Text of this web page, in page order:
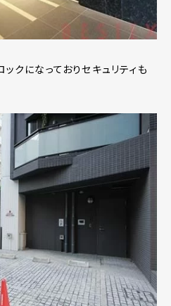
クになっておりセキュリティも